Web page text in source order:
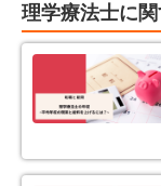
車通勤可 12
リハスタッフ複数在
管理職募集 0
理学療法士に